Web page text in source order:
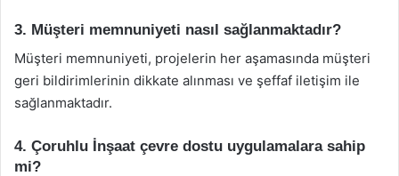
3. Müşteri memnuniyeti nasıl sağlanmaktadır?
Müşteri memnuniyeti, projelerin her aşamasında müşteri
geri bildirimlerinin dikkate alınması ve şeffaf iletişim ile
sağlanmaktadır.
4. Çoruhlu İnşaat çevre dostu uygulamalara sahip
mi?